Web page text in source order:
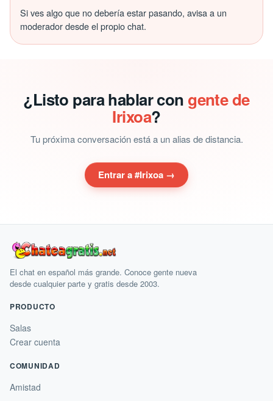
Si ves algo que no debería estar pasando, avisa a un
moderador desde el propio chat.
¿Listo para hablar con gente de
Irixoa?
Tu próxima conversación está a un alias de distancia.
Entrar a #Irixoa →
El chat en español más grande. Conoce gente nueva
desde cualquier parte y gratis desde 2003.
PRODUCTO
Salas
Crear cuenta
COMUNIDAD
Amistad